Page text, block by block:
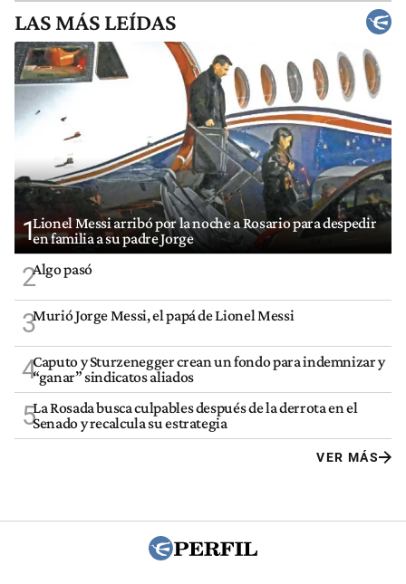
LAS MÁS LEÍDAS
1Lionel Messi arribó por la noche a Rosario para despedir
en familia a su padre Jorge
2Algo pasó
3Murió Jorge Messi, el papá de Lionel Messi
4Caputo y Sturzenegger crean un fondo para indemnizar y
“ganar” sindicatos aliados
5La Rosada busca culpables después de la derrota en el
Senado y recalcula su estrategia
VER MÁS